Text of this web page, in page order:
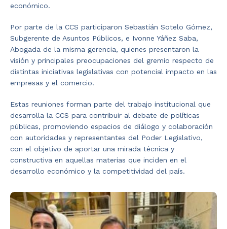
económico.
Por parte de la CCS participaron Sebastián Sotelo Gómez,
Subgerente de Asuntos Públicos, e Ivonne Yáñez Saba,
Abogada de la misma gerencia, quienes presentaron la
visión y principales preocupaciones del gremio respecto de
distintas iniciativas legislativas con potencial impacto en las
empresas y el comercio.
Estas reuniones forman parte del trabajo institucional que
desarrolla la CCS para contribuir al debate de políticas
públicas, promoviendo espacios de diálogo y colaboración
con autoridades y representantes del Poder Legislativo,
con el objetivo de aportar una mirada técnica y
constructiva en aquellas materias que inciden en el
desarrollo económico y la competitividad del país.